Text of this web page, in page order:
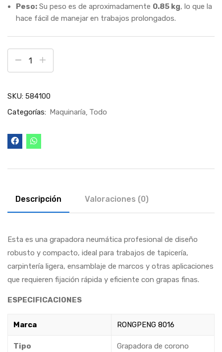
Peso: Su peso es de aproximadamente 0.85 kg, lo que la
hace fácil de manejar en trabajos prolongados.
SKU: 584100
Categorías: Maquinaría Todo
Descripción Valoraciones (0)
Esta es una grapadora neumática profesional de diseño
robusto y compacto, ideal para trabajos de tapicería,
carpintería ligera, ensamblaje de marcos y otras aplicaciones
que requieren fijación rápida y eficiente con grapas finas.
ESPECIFICACIONES
Marca RONGPENG 8016
Tipo
Grapadora de corono